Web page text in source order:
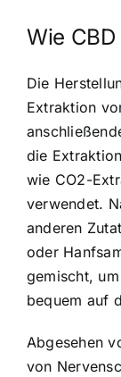
Wie
Die
Extraktion
die
wie CO2-
verwendet.
anderen
oder
gemischt,
bequem auf
Abgesehen
von